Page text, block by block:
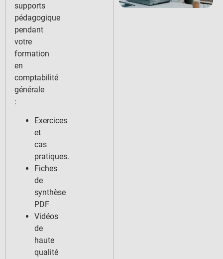
supports
pédagogique
pendant
votre
formation
en
comptabilité
générale
:
Exercices
et
cas
pratiques.
Fiches
de
synthèse
PDF
Vidéos
de
haute
qualité